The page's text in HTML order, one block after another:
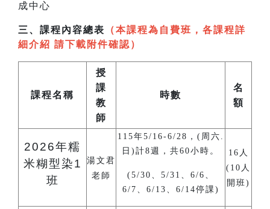
成中心
三、課程內容總表
（本課程為自費班，各課程詳
細介紹 請下載附件確認）
課程名稱
授
課
教
師
時數
名
額
2026年糯
米糊型染1
班
湯文君
老師
115年5/16-6/28，(周六.
日)計8週，共60小時。
(5/30、5/31、6/6、
6/7、6/13、6/14停課)
16人
(10人
開班)